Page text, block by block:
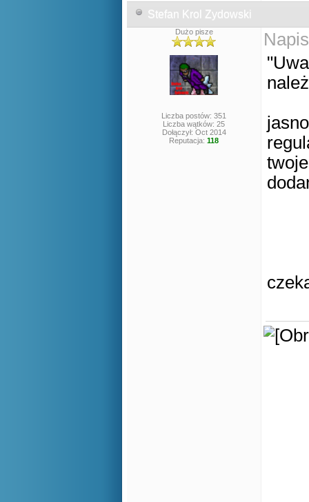
Stefan Krol Zydowski
Dużo pisze
Liczba postów: 351
Liczba wątków: 25
Dołączył: Oct 2014
Reputacja: 118